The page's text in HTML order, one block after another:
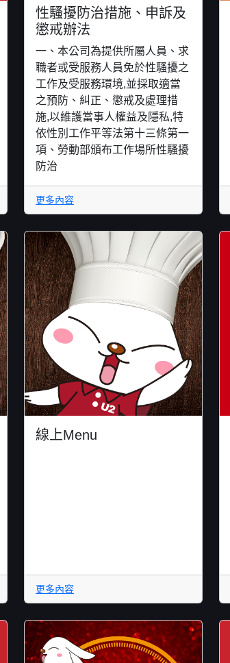
性騷擾防治措施、申訴及
懲戒辦法
一、本公司為提供所屬人員、求
職者或受服務人員免於性騷擾之
工作及受服務環境,並採取適當
之預防、糾正、懲戒及處理措
施,以維護當事人權益及隱私,特
依性別工作平等法第十三條第一
項、勞動部頒布工作場所性騷擾
防治
更多內容
線上Menu
更多內容